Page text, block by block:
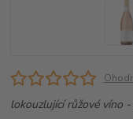
lokouzlující růžové víno